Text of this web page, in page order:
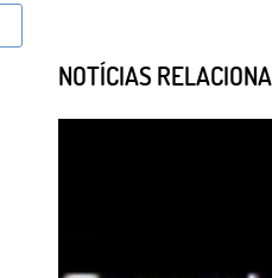
NOTÍCIAS